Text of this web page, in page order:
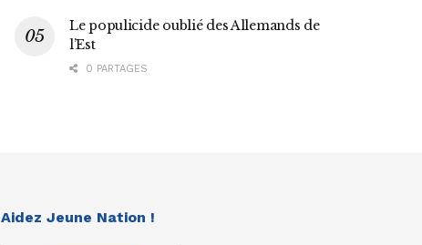
Le populicide oublié des Allemands de
l’Est
0 PARTAGES
Aidez Jeune Nation !